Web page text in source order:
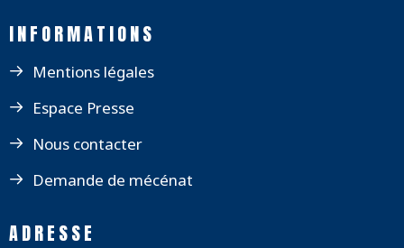
INFORMATIONS
Mentions légales
Espace Presse
Nous contacter
Demande de mécénat
ADRESSE